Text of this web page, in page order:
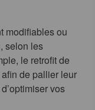
modifiables ou
selon les
le retrofit de
de pallier leur
vos